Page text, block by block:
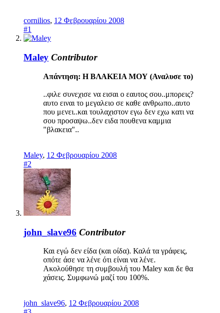
cornilios, 12 Φεβρουαρίου 2008
#1
Maley Contributor
Απάντηση: H ΒΛΑΚΕΙΑ ΜΟΥ (Αναλυσε το)
..φιλε συνεχισε να εισαι ο εαυτος σου..μπορεις?
αυτο ειναι το μεγαλειο σε καθε ανθρωπο..αυτο
που μενει..και τουλαχιστον εγω δεν εχω κατι να
σου προσαψω..δεν ειδα πουθενα καμμια
"βλακεια"..
Maley, 12 Φεβρουαρίου 2008
#2
john_slave96 Contributor
Και εγώ δεν είδα (και οίδα). Καλά τα γράφεις,
οπότε άσε να λένε ότι είναι να λένε.
Ακολούθησε τη συμβουλή του Maley και δε θα
χάσεις. Συμφωνώ μαζί του 100%.
john_slave96, 12 Φεβρουαρίου 2008